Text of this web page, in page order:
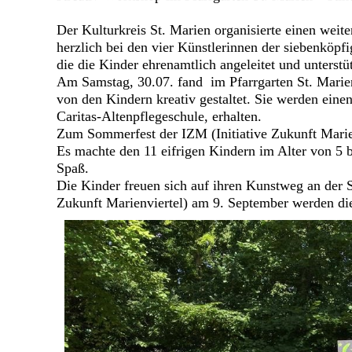
Der Kulturkreis St. Marien organisierte einen
herzlich bei den vier Künstlerinnen der
die die Kinder ehrenamtlich angeleitet und
Am Samstag, 30.07. fand im Pfarrgarten St.
von den Kindern kreativ gestaltet. Sie werden
Caritas-Altenpflegeschule, erhalten.
Zum Sommerfest der IZM (Initiative Zukunft
Es machte den 11 eifrigen Kindern im Alter von 5
Spaß.
Die Kinder freuen sich auf ihren Kunstweg an
Zukunft Marienviertel) am 9. September werden